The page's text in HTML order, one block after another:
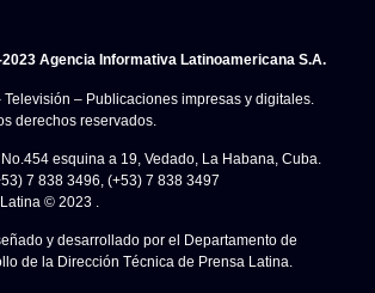
Agencia Informativa Latinoamericana S.A.
Televisión – Publicaciones impresas y digitales.
derechos reservados.
esquina a 19, Vedado, La Habana, Cuba.
7 838 3496, (+53) 7 838 3497
© 2023 .
y desarrollado por el Departamento de
de la Dirección Técnica de Prensa Latina.